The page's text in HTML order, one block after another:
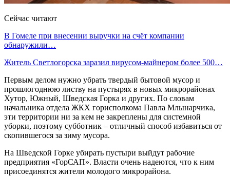
Сейчас читают
В Гомеле при внесении выручки на счёт компании
обнаружили…
Житель Светлогорска заразил вирусом-майнером более 500…
Первым делом нужно убрать твердый бытовой мусор и
прошлогоднюю листву на пустырях в новых микрорайонах
Хутор, Южный, Шведская Горка и других. По словам
начальника отдела ЖКХ горисполкома Павла Млынарчика,
эти территории ни за кем не закреплены для системной
уборки, поэтому субботник – отличный способ избавиться от
скопившегося за зиму мусора.
На Шведской Горке убирать пустыри выйдут рабочие
предприятия «ГорСАП». Власти очень надеются, что к ним
присоединятся жители молодого микрорайона.